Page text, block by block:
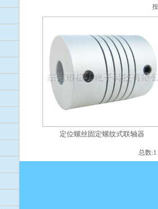
定位螺丝固定螺纹式联轴器
总数